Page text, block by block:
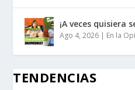
¡A veces quisiera
Ago 4, 2026 | En la
TENDENCIAS